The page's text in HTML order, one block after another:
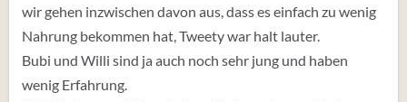
wir gehen inzwischen davon aus, dass es einfach zu wenig
Nahrung bekommen hat, Tweety war halt lauter.
Bubi und Willi sind ja auch noch sehr jung und haben
wenig Erfahrung.